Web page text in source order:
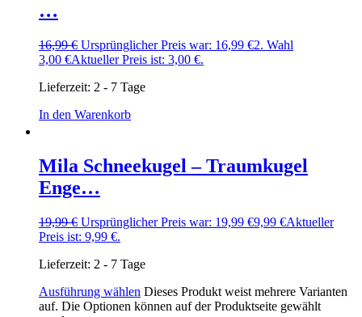
…
16,99€ Ursprünglicher Preis war: 16,99 €2. Wahl
3,00 €Aktueller Preis ist: 3,00 €.
Lieferzeit: 2 - 7 Tage
In den Warenkorb
Mila Schneekugel – Traumkugel
Enge…
19,99€ Ursprünglicher Preis war: 19,99 €9,99 €Aktueller
Preis ist: 9,99 €.
Lieferzeit: 2 - 7 Tage
Ausführung wählen Dieses Produkt weist mehrere Varianten
auf. Die Optionen können auf der Produktseite gewählt